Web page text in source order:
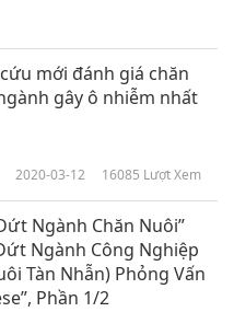
all join in
and begin
way.
“Cheerfully present
Award to Luo
in humble support of
with all love and
mới đánh giá chăn
gây ô nhiễm nhất
2020-03-12 16085 Lượt Xem
Ngành Chăn Nuôi”
Ngành Công Nghiệp
Tàn Nhẫn) Phỏng Vấn
Phần 1/2